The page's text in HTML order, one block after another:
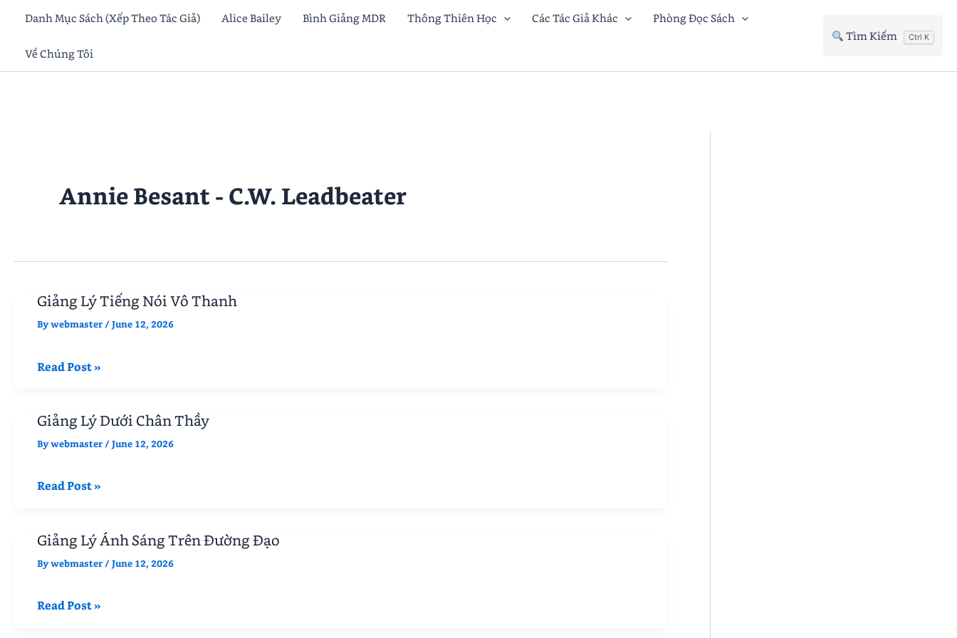
Skip
content
Danh Mục Sách (Xếp Theo Tác Giả) Alice Bailey Bình Giảng MDR Thông Thiên Học Các Tác Giả Khác Phòng Đọc Sách
Về Chúng Tôi
Tìm Kiếm Ctrl K
Annie Besant - C.W. Leadbeater
Giảng Lý Tiếng Nói Vô Thanh
Bywebmaster /June 12, 2026
Giảng
Nói
Vô
Read Post »
Giảng Lý Dưới Chân Thầy
Bywebmaster /June 12, 2026
Giảng
Chân
Thầy
Read Post »
Giảng Lý Ánh Sáng Trên Đường Đạo
Bywebmaster /June 12, 2026
Giảng
Read Post »